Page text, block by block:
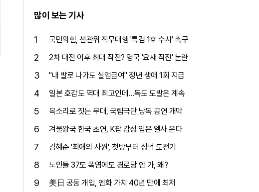
많이 보는 기사
1 국민의힘, 선관위 직무대행 '특검 1호 수사' 촉구
2 2차 대전 이후 최대 작전? 영국 '요새 작전' 논란
3 "내 발로 나가도 실업급여" 청년 생애 1회 지급
4 일본 호감도 역대 최고인데…독도 도발은 계속
5 목소리로 짓는 무대, 국립극단 낭독 공연 개막
6 겨울왕국 한국 초연, K팝 감성 입은 엘사 온다
7 김혜준 '최애의 사원', 첫방부터 성덕 도전기
8 노인들 37도 폭염에도 경로당 안 가, 왜?
9 美日 공동 개입, 엔화 가치 40년 만에 최저